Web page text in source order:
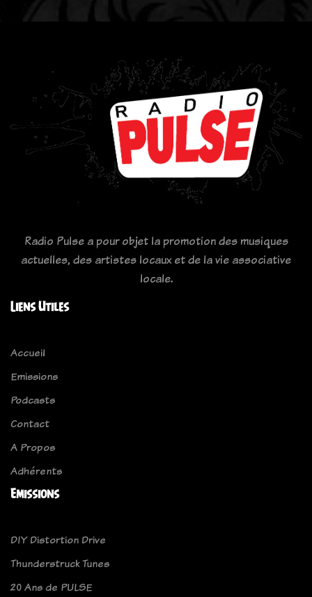
Radio Pulse a pour objet la promotion des musiques
actuelles, des artistes locaux et de la vie associative
locale.
Liens Utiles
Accueil
Emissions
Podcasts
Contact
A Propos
Adhérents
Emissions
DIY Distortion Drive
Thunderstruck Tunes
20 Ans de PULSE